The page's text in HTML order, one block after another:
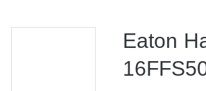
Eaton